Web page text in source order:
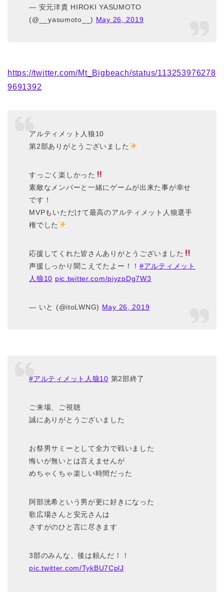
— 安元洋貴 HIROKI YASUMOTO
(@__yasumoto__) May 26, 2019
https://twitter.com/Mt_Bigbeach/status/113253976278
9691392
アルティメット人狼10
第2部ありがとうございました
すっごく楽しかった
素敵なメンバーと一緒にゲームが出来た事が幸せ
です！
MVPもいただけて最高のアルティメット人狼選手
権でした
応援してくれた皆さんありがとうございました
声援しっかり聞こえてたよー！！ #アルティメット
人狼10 pic.twitter.com/piyzpDg7W3
— いと (@itoLWNG) May 26, 2019
#アルティメット人狼10 第2部終了
ご来場、ご視聴
誠にありがとうございました
お祭男サミーとして全力で戦いました
悔いが無いとは言えませんが
めちゃくちゃ楽しい時間だった
阿部洸希という男が更に好きになった
歌広場さんと安元さんは
さすがのひと言に尽きます
3部のみんな、後は頼んだ！！
pic.twitter.com/TykBU7CplJ